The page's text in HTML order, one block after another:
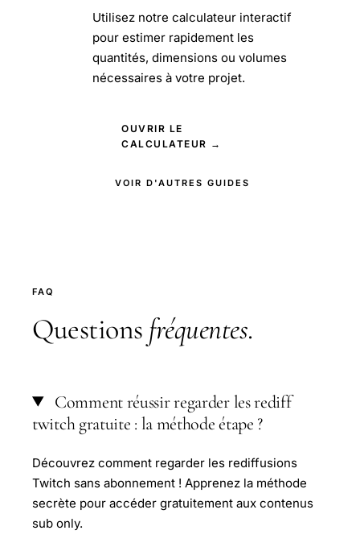
Utilisez notre calculateur interactif
pour estimer rapidement les
quantités, dimensions ou volumes
nécessaires à votre projet.
OUVRIR LE
CALCULATEUR →
VOIR D'AUTRES GUIDES
FAQ
Questions fréquentes.
Comment réussir regarder les rediff
twitch gratuite : la méthode étape ?
Découvrez comment regarder les rediffusions
Twitch sans abonnement ! Apprenez la méthode
secrète pour accéder gratuitement aux contenus
sub only.